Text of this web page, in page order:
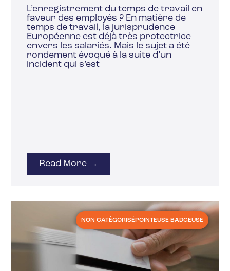
L’enregistrement du temps de travail en
faveur des employés ? En matière de
temps de travail, la jurisprudence
Européenne est déjà très protectrice
envers les salariés. Mais le sujet a été
rondement évoqué à la suite d’un
incident qui s’est
Read More →
NON CATÉGORISÉPOINTEUSE BADGEUSE